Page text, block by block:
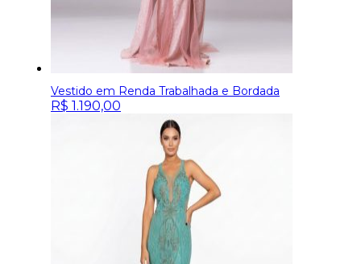
Vestido em Renda Trabalhada e Bordada
R$ 1.190,00